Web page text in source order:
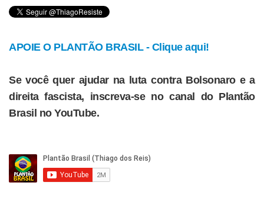
APOIE O PLANTÃO BRASIL - Clique aqui!
Se você quer ajudar na luta contra Bolsonaro e a
direita fascista, inscreva-se no canal do Plantão
Brasil no YouTube.